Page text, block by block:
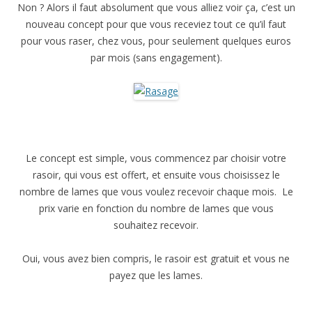
Non ? Alors il faut absolument que vous alliez voir ça, c’est un
nouveau concept pour que vous receviez tout ce qu’il faut
pour vous raser, chez vous, pour seulement quelques euros
par mois (sans engagement).
Le concept est simple, vous commencez par choisir votre
rasoir, qui vous est offert, et ensuite vous choisissez le
nombre de lames que vous voulez recevoir chaque mois. Le
prix varie en fonction du nombre de lames que vous
souhaitez recevoir.
Oui, vous avez bien compris, le rasoir est gratuit et vous ne
payez que les lames.